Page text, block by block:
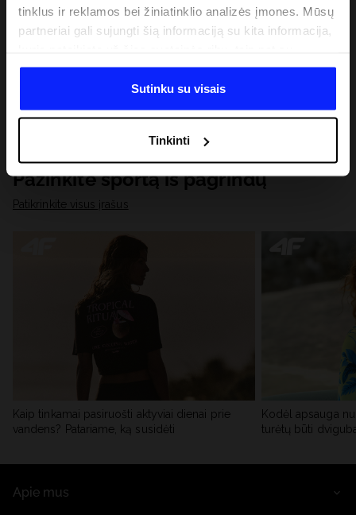
tinklus ir reklamos bei žiniatinklio analizės įmones. Mūsų
partneriai gali sujungti šią informaciją su kita informacija,
duomenimis, kuriuos jie gauna, kai naudojatės jų
paslaugomis. Gavus Jūsų leidimą, mes galime perduoti
Jūsų asmeninę informaciją savo partneriams, siekdami
analitinius tyrimus, pritaikyti turinį ir tobulinti mūsų
partnerių siūlomus sprendimus (pvz., socialinius tinklus).
Išsamią informaciją rasite mūsų Privatumo politikoje ir
skiltyje „Išsami informacija“.
Sutinku su visais
Tinkinti
Pažinkite sportą iš pagrindų
Patikrinkite visus įrašus
Kaip tinkamai pasiruošti aktyviai dienai prie
vandens? Patariame, ką susidėti
Kodėl apsauga
turėtų būti
Apie mus